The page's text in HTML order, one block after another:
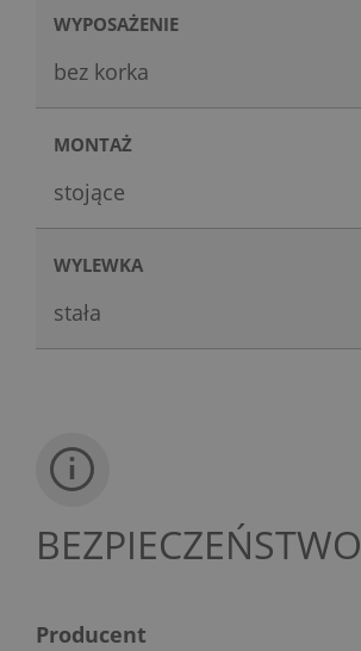
WYPOSAŻENIE
bez korka
MONTAŻ
stojące
WYLEWKA
stała
BEZPIECZEŃSTWO
Producent